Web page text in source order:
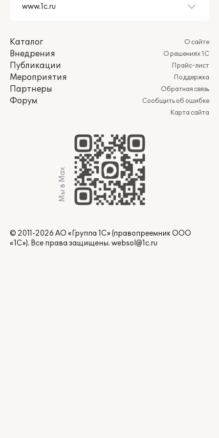
Каталог
Внедрения
Публикации
Мероприятия
Партнеры
Форум
О сайте
О решениях 1С
Прайс-лист
Поддержка
Обратная связь
Сообщить об ошибке
Карта сайта
Мы в Max
© 2011-2026 АО «Группа 1С» (правопреемник ООО
«1С»). Все права защищены. websol@1c.ru